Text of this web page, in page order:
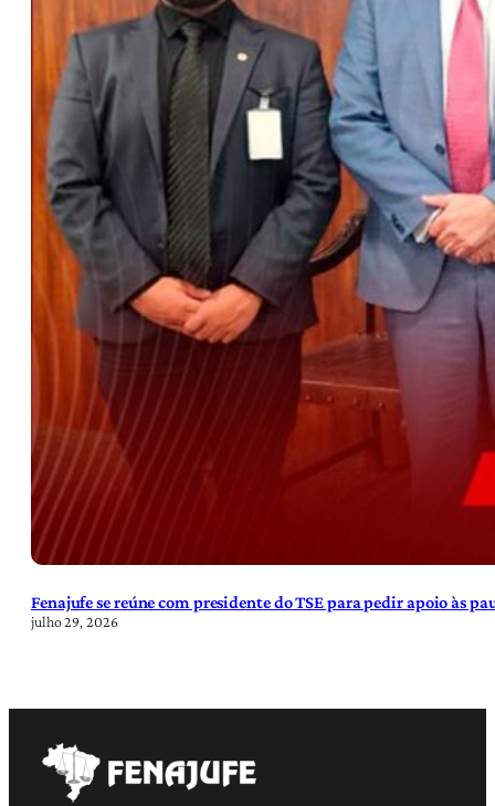
Fenajufe se reúne com presidente do TSE para pedir apoio às
julho 29, 2026